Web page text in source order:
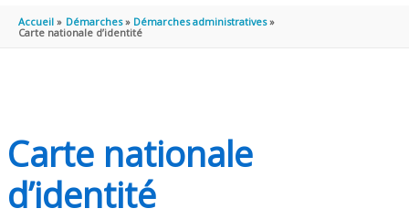
PRINCIPAL
Accueil Démarches
Démarches administratives
Carte nationale d’identité
Carte nationale
d’identité